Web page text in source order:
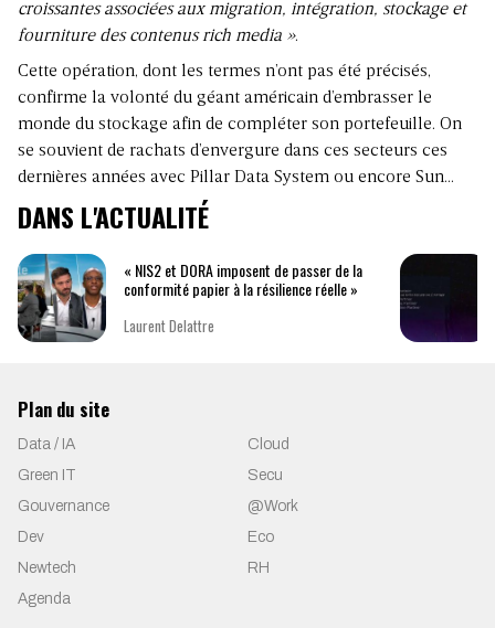
croissantes associées aux migration, intégration, stockage et
fourniture des contenus rich media ».
Cette opération, dont les termes n’ont pas été précisés,
confirme la volonté du géant américain d’embrasser le
monde du stockage afin de compléter son portefeuille. On
se souvient de rachats d’envergure dans ces secteurs ces
dernières années avec Pillar Data System ou encore Sun…
DANS L'ACTUALITÉ
« NIS2 et DORA imposent de passer de la
conformité papier à la résilience réelle »
Laurent Delattre
Plan du site
Data / IA
Cloud
Green IT
Secu
Gouvernance
@Work
Dev
Eco
Newtech
RH
Agenda